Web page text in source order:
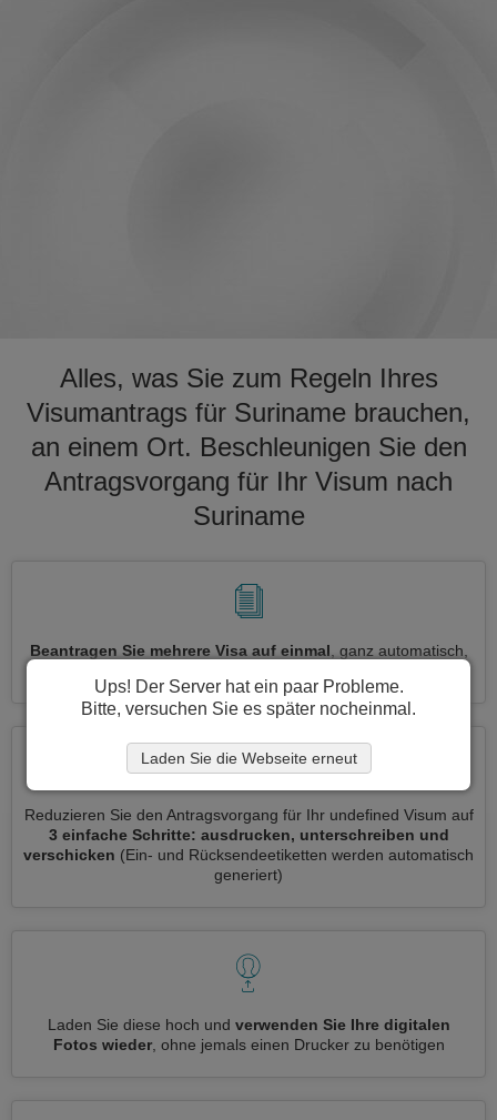
Alles, was Sie zum Regeln Ihres
Visumantrags für Suriname brauchen,
an einem Ort. Beschleunigen Sie den
Antragsvorgang für Ihr Visum nach
Suriname
Beantragen Sie mehrere Visa auf einmal , ganz automatisch,
Reduzieren Sie den Antragsvorgang für Ihr undefined Visum auf
3 einfache Schritte: ausdrucken, unterschreiben und
verschicken (Ein- und Rücksendeetiketten werden automatisch
generiert)
Laden Sie diese hoch und verwenden Sie Ihre digitalen
Fotos wieder, ohne jemals einen Drucker zu benötigen
Ups! Der Server hat ein paar Probleme.
Bitte, versuchen Sie es später nocheinmal.
Laden Sie die Webseite erneut